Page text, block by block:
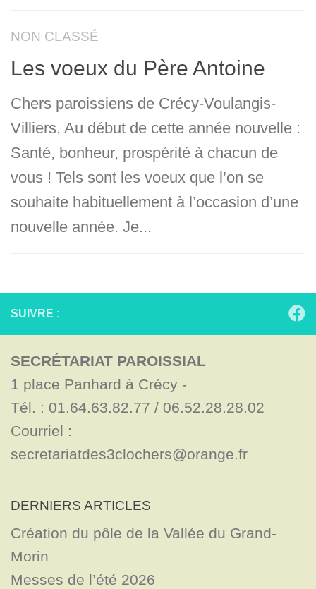
NON CLASSÉ
Les voeux du Père Antoine
Chers paroissiens de Crécy-Voulangis-
Villiers, Au début de cette année nouvelle :
Santé, bonheur, prospérité à chacun de
vous ! Tels sont les voeux que l’on se
souhaite habituellement à l’occasion d’une
nouvelle année. Je...
SUIVRE :
SECRÉTARIAT PAROISSIAL
1 place Panhard à Crécy -
Tél. : 01.64.63.82.77 / 06.52.28.28.02
Courriel :
secretariatdes3clochers@orange.fr
DERNIERS ARTICLES
Création du pôle de la Vallée du Grand-
Morin
Messes de l’été 2026